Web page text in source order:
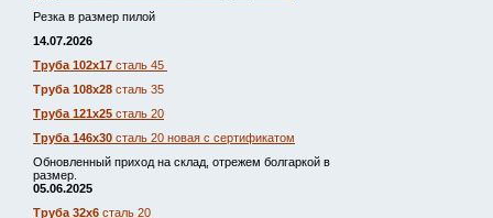
Резка в размер пилой
14.07.2026
Труба 102х17 сталь 45
Труба 108х28 сталь 35
Труба 121х25 сталь 20
Труба 146х30 сталь 20 новая с сертификатом
Обновленный приход на склад, отрежем болгаркой в
размер.
05.06.2025
Труба 32х6 сталь 20